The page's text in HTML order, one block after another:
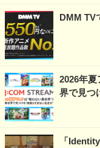
DMM TV
2026年夏
界で見つ
「